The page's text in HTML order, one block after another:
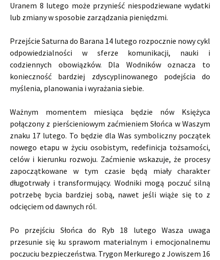
Uranem 8 lutego może przynieść niespodziewane wydatki
lub zmiany w sposobie zarządzania pieniędzmi.
Przejście Saturna do Barana 14 lutego rozpocznie nowy cykl
odpowiedzialności w sferze komunikacji, nauki i
codziennych obowiązków. Dla Wodników oznacza to
konieczność bardziej zdyscyplinowanego podejścia do
myślenia, planowania i wyrażania siebie.
Ważnym momentem miesiąca będzie nów Księżyca
połączony z pierścieniowym zaćmieniem Słońca w Waszym
znaku 17 lutego. To będzie dla Was symboliczny początek
nowego etapu w życiu osobistym, redefinicja tożsamości,
celów i kierunku rozwoju. Zaćmienie wskazuje, że procesy
zapoczątkowane w tym czasie będą miały charakter
długotrwały i transformujący. Wodniki mogą poczuć silną
potrzebę bycia bardziej sobą, nawet jeśli wiąże się to z
odcięciem od dawnych ról.
Po przejściu Słońca do Ryb 18 lutego Wasza uwaga
przesunie się ku sprawom materialnym i emocjonalnemu
poczuciu bezpieczeństwa. Trygon Merkurego z Jowiszem 16